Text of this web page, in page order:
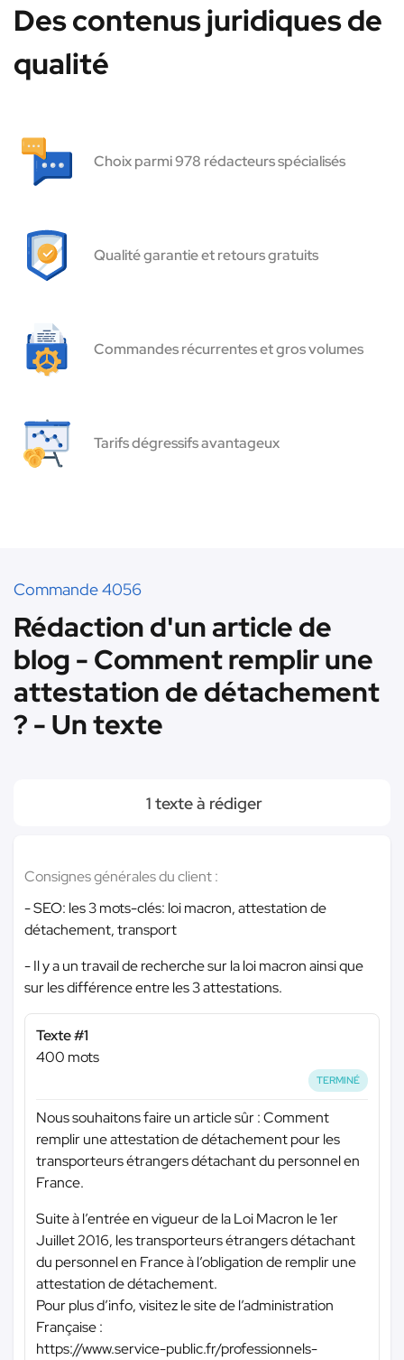
Des contenus juridiques de
qualité
Choix parmi 978 rédacteurs spécialisés
Qualité garantie et retours gratuits
Commandes récurrentes et gros volumes
Tarifs dégressifs avantageux
Commande 4056
Rédaction d'un article de
blog - Comment remplir une
attestation de détachement
? - Un texte
1 texte à rédiger
Consignes générales du client :
- SEO: les 3 mots-clés: loi macron, attestation de
détachement, transport
- Il y a un travail de recherche sur la loi macron ainsi que
sur les différence entre les 3 attestations.
Texte #1
400 mots
TERMINÉ
Nous souhaitons faire un article sûr : Comment
remplir une attestation de détachement pour les
transporteurs étrangers détachant du personnel en
France.
Suite à l’entrée en vigueur de la Loi Macron le 1er
Juillet 2016, les transporteurs étrangers détachant
du personnel en France à l’obligation de remplir une
attestation de détachement.
Pour plus d’info, visitez le site de l’administration
Française :
https://www.service-public.fr/professionnels-